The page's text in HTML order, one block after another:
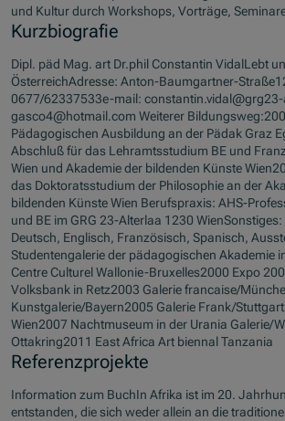
und Kultur durch Workshops, Vorträge,
Kurzbiografie
Dipl. päd Mag. art Dr.phil Constantin VidalLebt
ÖsterreichAdresse: Anton-Baumgartner-
0677/62337533e-mail:
gasco4@hotmail.com Weiterer
Pädagogischen Ausbildung an der Pädak Graz
Abschluß für das Lehramtsstudium BE und
Wien und Akademie der bildenden Künste
das Doktoratsstudium der Philosophie an der
bildenden Künste Wien Berufspraxis: AHS-
und BE im GRG 23-Alterlaa 1230
Deutsch, Englisch, Französisch, Spanisch,
Studentengalerie der pädagogischen Akademie
Centre Culturel Wallonie-Bruxelles2000 Expo
Volksbank in Retz2003 Galerie francaise/
Kunstgalerie/Bayern2005 Galerie Frank/
Wien2007 Nachtmuseum in der Urania Galerie/
Ottakring2011 East Africa Art biennal Tanzania
Referenzprojekte
Information zum BuchIn Afrika ist im 20.
entstanden, die sich weder allein an die